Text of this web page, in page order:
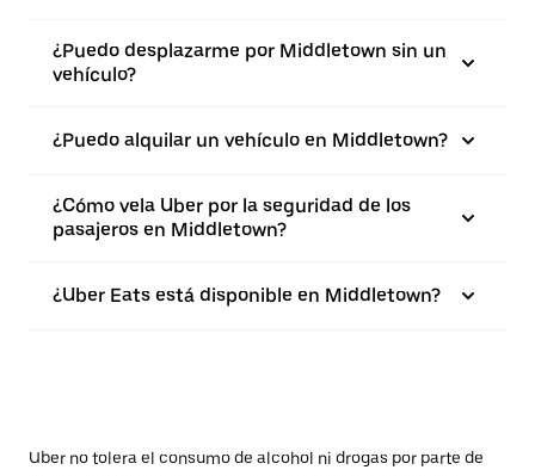
¿Puedo desplazarme por Middletown sin un
vehículo?
¿Puedo alquilar un vehículo en Middletown?
¿Cómo vela Uber por la seguridad de los
pasajeros en Middletown?
¿Uber Eats está disponible en Middletown?
Uber no tolera el consumo de alcohol ni drogas por parte de